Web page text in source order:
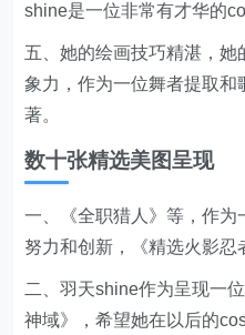
shine是一位非常有才华的
五、她的绘画技巧精湛，
象力，作为一位舞者提取
著。
数十张精选美图呈现
一、《全职猎人》等，作为
努力和创新，《精选火影忍
二、羽天shine作为呈现一
神域》，希望她在以后的